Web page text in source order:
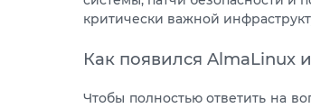
критически важной
Как появился AlmaLinux
Чтобы полностью ответить на